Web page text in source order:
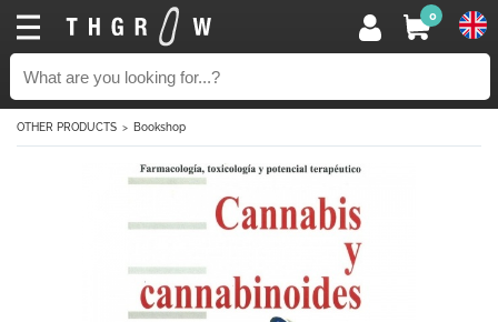
0
OTHER PRODUCTS Bookshop